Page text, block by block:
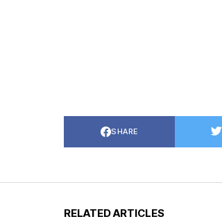
SHARE
RELATED ARTICLES